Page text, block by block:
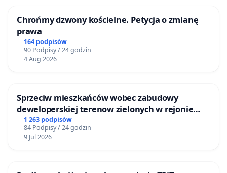
Chrońmy dzwony kościelne. Petycja o zmianę
prawa
164 podpisów
90 Podpisy / 24 godzin
4 Aug 2026
Sprzeciw mieszkańców wobec zabudowy
deweloperskiej terenow zielonych w rejonie
Bulwarów Straceńskich w Bielsku-Białej
1 263 podpisów
84 Podpisy / 24 godzin
9 Jul 2026